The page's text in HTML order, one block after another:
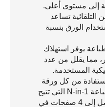
إلى مستوى أعلى.
تساعد
الورق بنسبة
يوفر استهلاك
مما يقلل من عدد
المستخدمة.
من كل ورقة
باستخدام الطباعة N-in-1 التي تتيح
لك دمج ما يصل إلى 4 صفحات في